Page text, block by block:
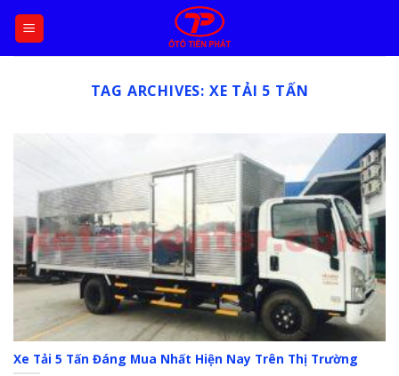
Skip
content
TAG ARCHIVES: XE TẢI 5 TẤN
Xe Tải 5 Tấn Đáng Mua Nhất Hiện Nay Trên Thị Trường